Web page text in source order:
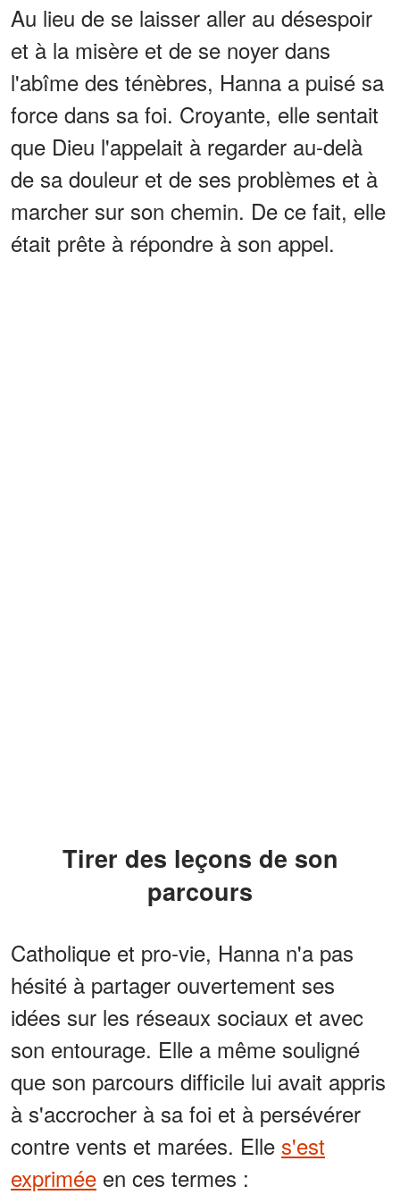
Au lieu de se laisser aller au désespoir
et à la misère et de se noyer dans
l'abîme des ténèbres, Hanna a puisé sa
force dans sa foi. Croyante, elle sentait
que Dieu l'appelait à regarder au-delà
de sa douleur et de ses problèmes et à
marcher sur son chemin. De ce fait, elle
était prête à répondre à son appel.
Tirer des leçons de son
parcours
Catholique et pro-vie, Hanna n'a pas
hésité à partager ouvertement ses
idées sur les réseaux sociaux et avec
son entourage. Elle a même souligné
que son parcours difficile lui avait appris
à s'accrocher à sa foi et à persévérer
contre vents et marées. Elle s'est
exprimée en ces termes :